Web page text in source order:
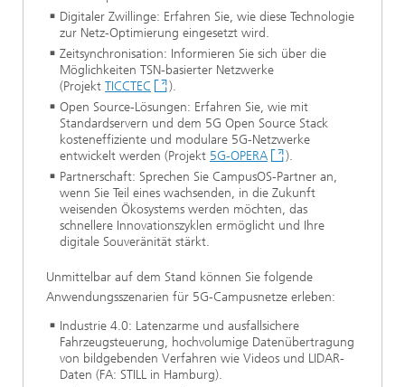
Digitaler Zwillinge: Erfahren Sie, wie diese Technologie
zur Netz-Optimierung eingesetzt wird.
Zeitsynchronisation: Informieren Sie sich über die
Möglichkeiten TSN-basierter Netzwerke
(Projekt TICCTEC
).
Open Source-Lösungen: Erfahren Sie, wie mit
Standardservern und dem 5G Open Source Stack
kosteneffiziente und modulare 5G-Netzwerke
entwickelt werden (Projekt 5G-OPERA
).
Partnerschaft: Sprechen Sie CampusOS-Partner an,
wenn Sie Teil eines wachsenden, in die Zukunft
weisenden Ökosystems werden möchten, das
schnellere Innovationszyklen ermöglicht und Ihre
digitale Souveränität stärkt.
Unmittelbar auf dem Stand können Sie folgende
Anwendungsszenarien für 5G-Campusnetze erleben:
Industrie 4.0: Latenzarme und ausfallsichere
Fahrzeugsteuerung, hochvolumige Datenübertragung
von bildgebenden Verfahren wie Videos und LIDAR-
Daten (FA: STILL in Hamburg).